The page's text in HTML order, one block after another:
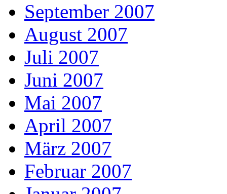
September 2007
August 2007
Juli 2007
Juni 2007
Mai 2007
April 2007
März 2007
Februar 2007